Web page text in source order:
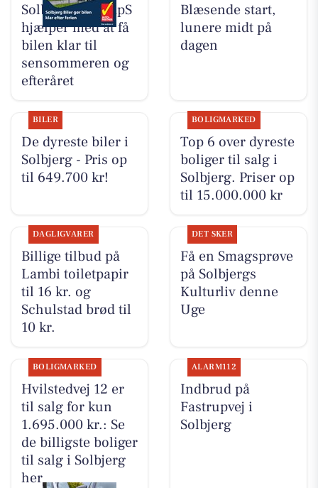
Solbjerg Biler ApS
hjælper med at få
bilen klar til
sensommeren og
efteråret
Blæsende start,
lunere midt på
dagen
BILER
De dyreste biler i
Solbjerg - Pris op
til 649.700 kr!
BOLIGMARKED
Top 6 over dyreste
boliger til salg i
Solbjerg. Priser op
til 15.000.000 kr
DAGLIGVARER
Billige tilbud på
Lambi toiletpapir
til 16 kr. og
Schulstad brød til
10 kr.
DET SKER
Få en Smagsprøve
på Solbjergs
Kulturliv denne
Uge
BOLIGMARKED
Hvilstedvej 12 er
til salg for kun
1.695.000 kr.: Se
de billigste boliger
til salg i Solbjerg
her
ALARM112
Indbrud på
Fastrupvej i
Solbjerg